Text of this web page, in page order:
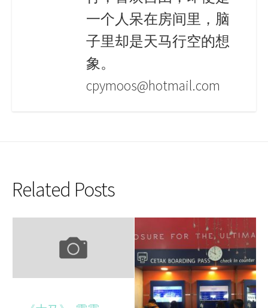
一个人呆在房间里，脑
子里却是天马行空的想
象。
cpymoos@hotmail.com
Related Posts